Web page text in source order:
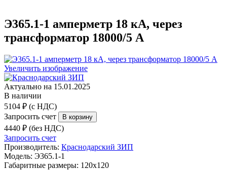
Э365.1-1 амперметр 18 кА, через
трансформатор 18000/5 А
Увеличить изображение
Актуально на 15.01.2025
В наличии
5104 ₽ (с НДС)
Запросить счет
4440 ₽ (без НДС)
Запросить счет
Производитель: Краснодарский ЗИП
Модель: Э365.1-1
Габаритные размеры: 120х120